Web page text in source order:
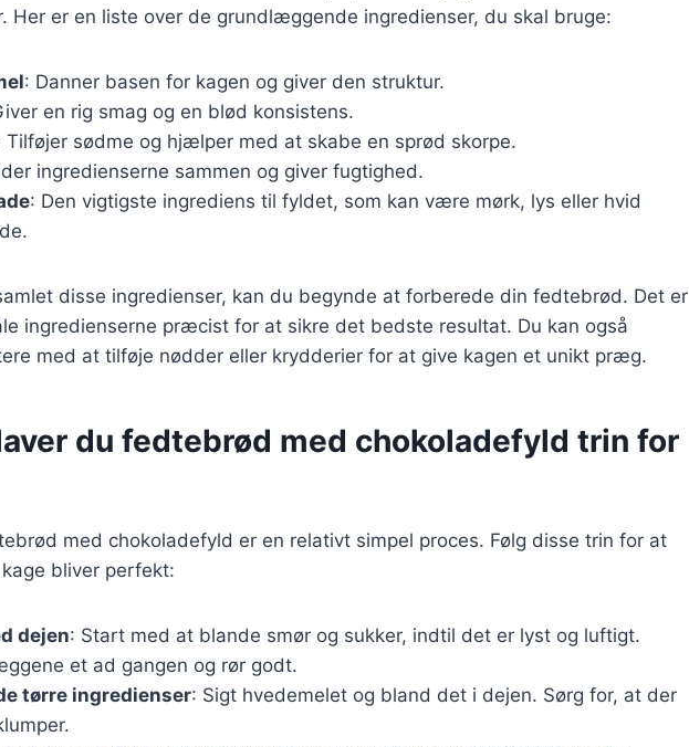
Her er en liste over de grundlæggende ingredienser, du skal bruge:
: Danner basen for kagen og giver den struktur.
en rig smag og en blød konsistens.
Tilføjer sødme og hjælper med at skabe en sprød skorpe.
ingredienserne sammen og giver fugtighed.
: Den vigtigste ingrediens til fyldet, som kan være mørk, lys eller hvid
disse ingredienser, kan du begynde at forberede din fedtebrød. Det er
ingredienserne præcist for at sikre det bedste resultat. Du kan også
med at tilføje nødder eller krydderier for at give kagen et unikt præg.
du fedtebrød med chokoladefyld trin for
med chokoladefyld er en relativt simpel proces. Følg disse trin for at
bliver perfekt:
dejen: Start med at blande smør og sukker, indtil det er lyst og luftigt.
et ad gangen og rør godt.
tørre ingredienser: Sigt hvedemelet og bland det i dejen. Sørg for, at der